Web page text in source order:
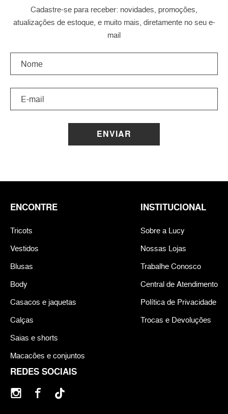
Cadastre-se para receber: novidades, promoções,
atualizações de estoque, e muito mais, diretamente no seu e-
mail
ENVIAR
REDES SOCIAIS
ENCONTRE
Tricots
Vestidos
Blusas
Body
Casacos e jaquetas
Calças
Saias e shorts
Macacões e conjuntos
INSTITUCIONAL
Sobre a Lucy
Nossas Lojas
Trabalhe Conosco
Central de Atendimento
Política de Privacidade
Trocas e Devoluções